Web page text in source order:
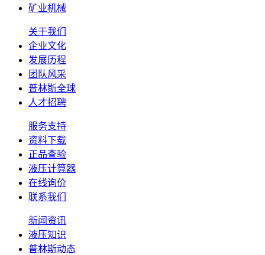
矿业机械
关于我们
企业文化
发展历程
团队风采
普林斯全球
人才招聘
服务支持
资料下载
正品查验
液压计算器
在线询价
联系我们
新闻资讯
液压知识
普林斯动态